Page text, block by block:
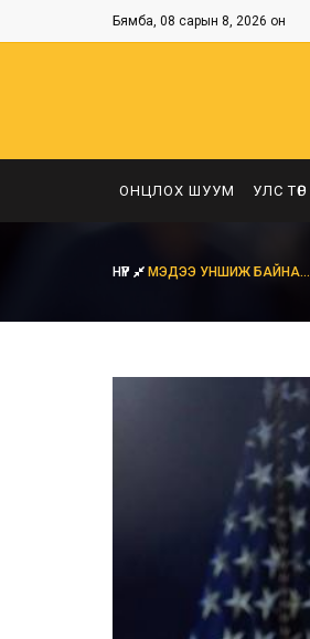
Бямба, 08 сарын 8, 2026 он
ОНЦЛОХ ШУУМ УЛС ТӨР
НҮҮР МЭДЭЭ УНШИЖ БАЙНА...